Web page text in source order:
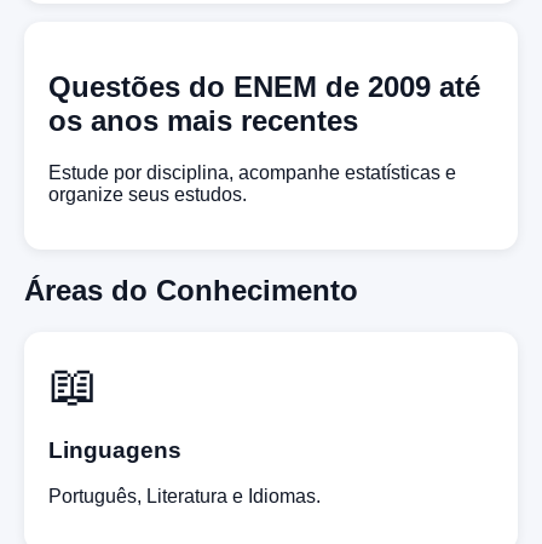
Questões do ENEM de 2009 até
os anos mais recentes
Estude por disciplina, acompanhe estatísticas e
organize seus estudos.
Áreas do Conhecimento
📖
Linguagens
Português, Literatura e Idiomas.